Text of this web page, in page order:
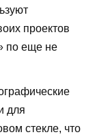
проектов
по еще не
для
стекле, что